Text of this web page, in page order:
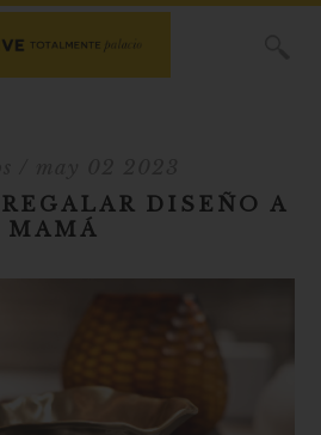
DISEÑO A
MAMÁ